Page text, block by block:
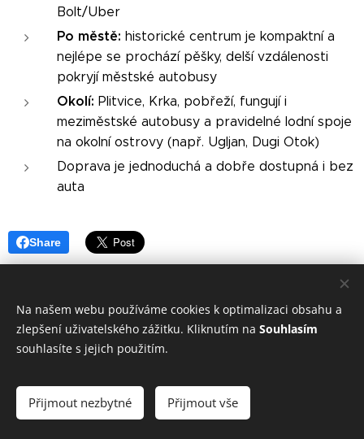
Bolt/Uber
Po městě: historické centrum je kompaktní a
nejlépe se prochází pěšky, delší vzdálenosti
pokryjí městské autobusy
Okolí: Plitvice, Krka, pobřeží, fungují i
meziměstské autobusy a pravidelné lodní spoje
na okolní ostrovy (např. Ugljan, Dugi Otok)
Doprava je jednoduchá a dobře dostupná i bez
auta
Share
Na našem webu používáme cookies k optimalizaci obsahu a
zlepšení uživatelského zážitku.
Na našem webu používáme cookies k optimalizaci obsahu a
zlepšení uživatelského zážitku. Kliknutím na Souhlasím
souhlasíte s jejich použitím.
Přijmout nezbytné Přijmout vše